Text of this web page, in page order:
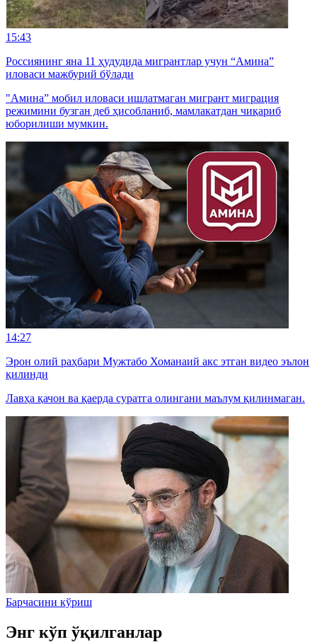
15:43
Россиянинг яна 11 ҳудудида мигрантлар учун “Амина”
иловаси мажбурий бўлади
"Амина” мобил иловаси ишлатмаган мигрант миграция
режимини бузган деб ҳисобланиб, мамлакатдан чиқариб
юборилиши мумкин.
14:27
Эрон олий раҳбари Мужтабо Хоманаий акс этган видео эълон
қилинди
Лавҳа қачон ва қаерда суратга олингани маълум қилинмаган.
Барчасини кўриш
Энг кўп ўқилганлар